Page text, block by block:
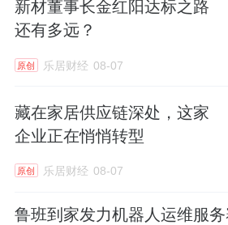
新材董事长金红阳达标之路
还有多远？
原创 乐居财经 08-07
藏在家居供应链深处，这家
企业正在悄悄转型
原创 乐居财经 08-07
鲁班到家发力机器人运维服